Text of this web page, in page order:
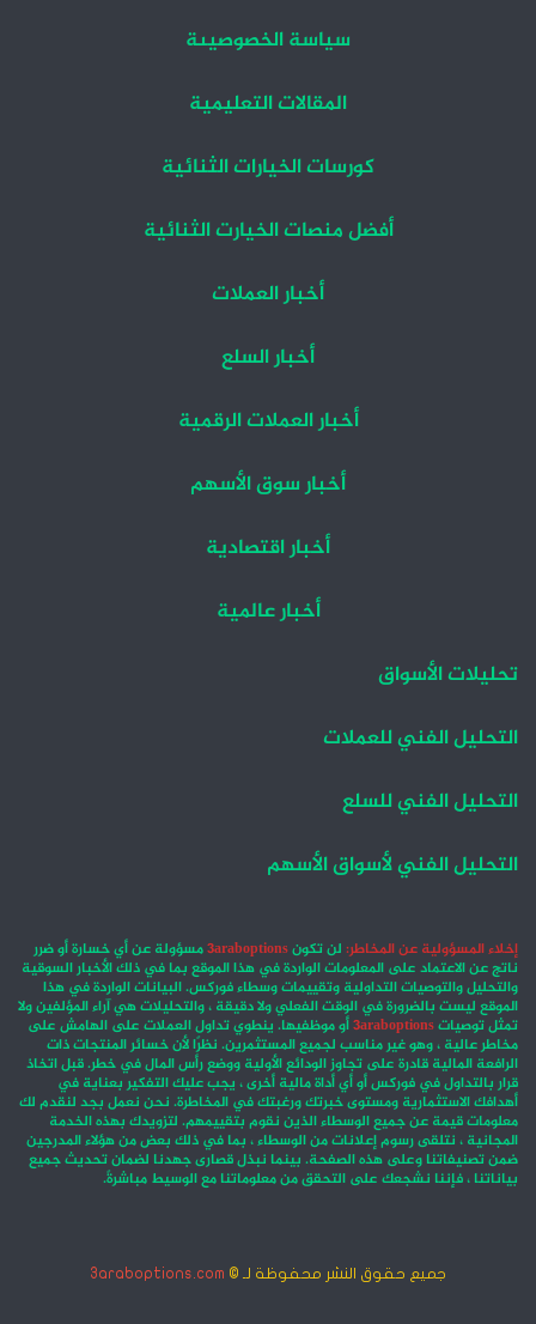
سياسة الخصوصيىة
المقالات التعليمية
كورسات الخيارات الثنائية
أفضل منصات الخيارت الثنائية
أخبار العملات
أخبار السلع
أخبار العملات الرقمية
أخبار سوق الأسهم
أخبار اقتصادية
أخبار عالمية
تحليلات الأسواق
التحليل الفني للعملات
التحليل الفني للسلع
التحليل الفني لأسواق الأسهم
إخلاء المسؤولية عن المخاطر: لن تكون3araboptionsمسؤولة عن أي خسارة أو ضرر
ناتج عن الاعتماد على المعلومات الواردة في هذا الموقع بما في ذلك الأخبار السوقية
والتحليل والتوصيات التداولية وتقييمات وسطاء فوركس. البيانات الواردة في هذا
الموقع ليست بالضرورة في الوقت الفعلي ولا دقيقة ، والتحليلات هي آراء المؤلفين ولا
تمثل توصيات3araboptionsأو موظفيها. ينطوي تداول العملات على الهامش على
مخاطر عالية ، وهو غير مناسب لجميع المستثمرين. نظرًا لأن خسائر المنتجات ذات
الرافعة المالية قادرة على تجاوز الودائع الأولية ووضع رأس المال في خطر. قبل اتخاذ
قرار بالتداول في فوركس أو أي أداة مالية أخرى ، يجب عليك التفكير بعناية في
أهدافك الاستثمارية ومستوى خبرتك ورغبتك في المخاطرة. نحن نعمل بجد لنقدم لك
معلومات قيمة عن جميع الوسطاء الذين نقوم بتقييمهم. لتزويدك بهذه الخدمة
المجانية ، نتلقى رسوم إعلانات من الوسطاء ، بما في ذلك بعض من هؤلاء المدرجين
ضمن تصنيفاتنا وعلى هذه الصفحة. بينما نبذل قصارى جهدنا لضمان تحديث جميع
بياناتنا ، فإننا نشجعك على التحقق من معلوماتنا مع الوسيط مباشرةً.
جميع حقوق النشر محفوظة لـ © 3araboptions.com